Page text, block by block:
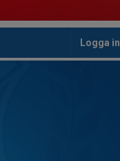
Logga in